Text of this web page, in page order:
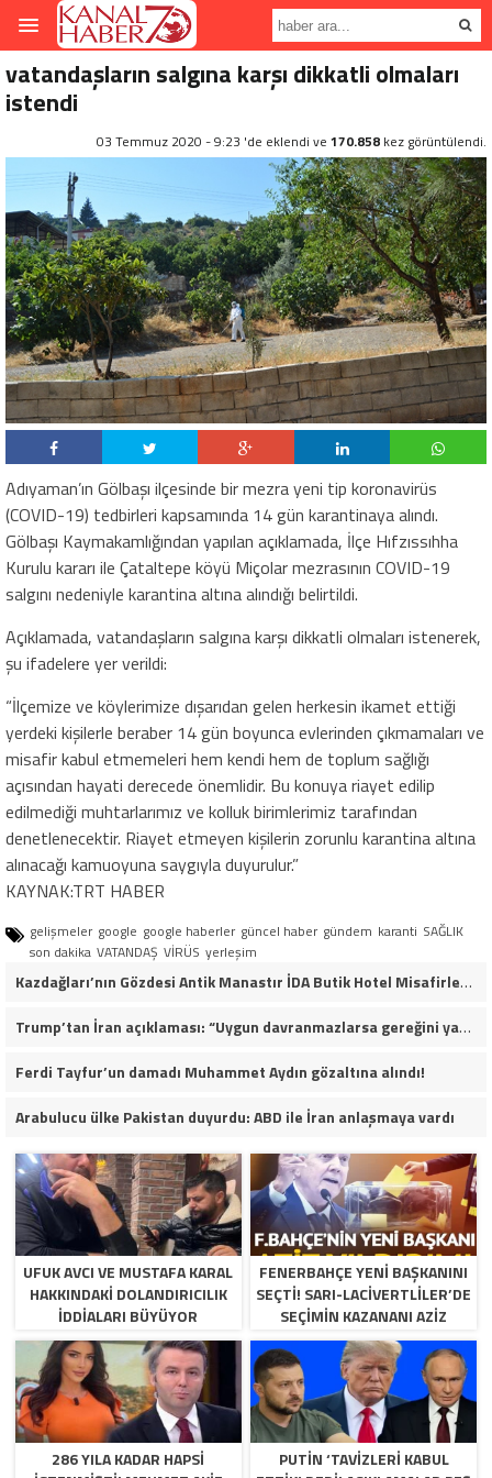
vatandaşların salgına karşı dikkatli olmaları
istendi
03 Temmuz 2020 - 9:23 'de eklendi ve 170.858 kez görüntülendi.
Adıyaman’ın Gölbaşı ilçesinde bir mezra yeni tip koronavirüs
(COVID-19) tedbirleri kapsamında 14 gün karantinaya alındı.
Gölbaşı Kaymakamlığından yapılan açıklamada, İlçe Hıfzıssıhha
Kurulu kararı ile Çataltepe köyü Miçolar mezrasının COVID-19
salgını nedeniyle karantina altına alındığı belirtildi.
Açıklamada, vatandaşların salgına karşı dikkatli olmaları istenerek,
şu ifadelere yer verildi:
“İlçemize ve köylerimize dışarıdan gelen herkesin ikamet ettiği
yerdeki kişilerle beraber 14 gün boyunca evlerinden çıkmamaları ve
misafir kabul etmemeleri hem kendi hem de toplum sağlığı
açısından hayati derecede önemlidir. Bu konuya riayet edilip
edilmediği muhtarlarımız ve kolluk birimlerimiz tarafından
denetlenecektir. Riayet etmeyen kişilerin zorunlu karantina altına
alınacağı kamuoyuna saygıyla duyurulur.”
KAYNAK:TRT HABER
gelişmeler google google haberler güncel haber gündem karanti SAĞLIK
son dakika VATANDAŞ VİRÜS yerleşim
Kazdağları’nın Gözdesi Antik Manastır İDA Butik Hotel Misafirlerinden Tam Not Alıyor
Trump’tan İran açıklaması: “Uygun davranmazlarsa gereğini yaparım”
Ferdi Tayfur’un damadı Muhammet Aydın gözaltına alındı!
Arabulucu ülke Pakistan duyurdu: ABD ile İran anlaşmaya vardı
UFUK AVCI VE MUSTAFA KARAL
HAKKINDAKI DOLANDIRICILIK
İDDIALARI BÜYÜYOR
FENERBAHÇE YENI BAŞKANINI
SEÇTI! SARI-LACIVERTLILER’DE
SEÇIMIN KAZANANI AZIZ
YILDIRIM OLDU
286 YILA KADAR HAPSI
PUTIN ‘TAVIZLERI KABUL